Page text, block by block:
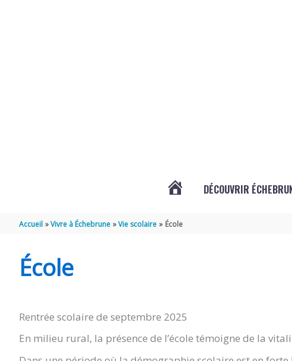
DÉCOUVRIR
Accueil Vivre à Échebrune Vie scolaire École
École
Rentrée scolaire de septembre 2025
En milieu rural, la présence de l’école témoigne de la